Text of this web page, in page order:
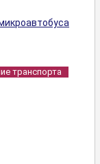
транспорта